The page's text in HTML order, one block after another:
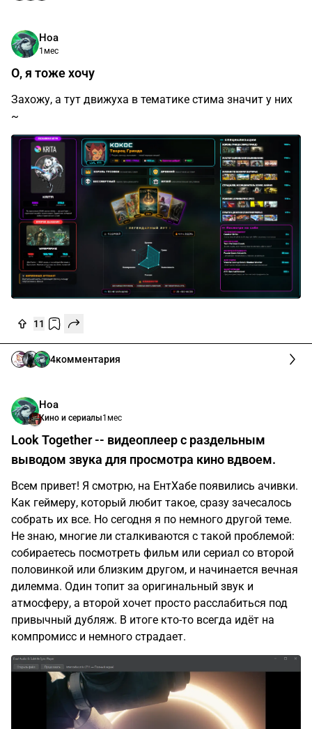
Ноа
1мес
О, я тоже хочу
Захожу, а тут движуха в тематике стима значит у них
~
11
4комментария
Ноа
Кино и сериалы1мес
Look Together -- видеоплеер с раздельным
выводом звука для просмотра кино вдвоем.
Всем привет! Я смотрю, на ЕнтХабе появились ачивки.
Как геймеру, который любит такое, сразу зачесалось
собрать их все. Но сегодня я по немного другой теме.
Не знаю, многие ли сталкиваются с такой проблемой:
собираетесь посмотреть фильм или сериал со второй
половинкой или близким другом, и начинается вечная
дилемма. Один топит за оригинальный звук и
атмосферу, а второй хочет просто расслабиться под
привычный дубляж. В итоге кто-то всегда идёт на
компромисс и немного страдает.